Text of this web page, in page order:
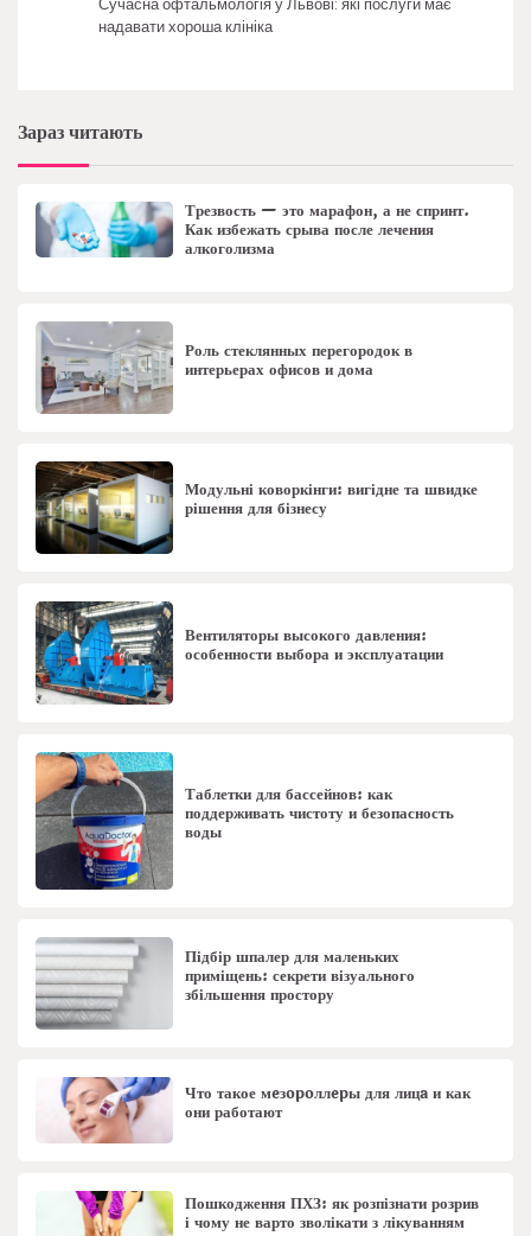
Сучасна офтальмологія у Львові: які послуги має
надавати хороша клініка
Зараз читають
Трезвость — это марафон, а не спринт.
Как избежать срыва после лечения
алкоголизма
Роль стеклянных перегородок в
интерьерах офисов и дома
Модульні коворкінги: вигідне та швидке
рішення для бізнесу
Вентиляторы высокого давления:
особенности выбора и эксплуатации
Таблетки для бассейнов: как
поддерживать чистоту и безопасность
воды
Підбір шпалер для маленьких
приміщень: секрети візуального
збільшення простору
Что такое мeзopoллepы для лицa и как
они работают
Пошкодження ПХЗ: як розпізнати розрив
і чому не варто зволікати з лікуванням